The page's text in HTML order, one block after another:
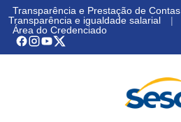
Transparência e Prestação de Contas
Transparência e igualdade salarial
|
Área do Credenciado